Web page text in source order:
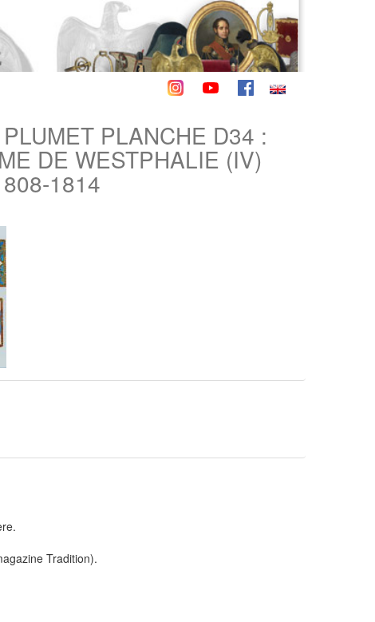
PLANCHE D34 :
DE WESTPHALIE (IV)
1814
Tradition).